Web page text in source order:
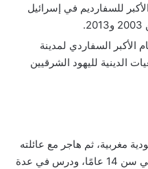
للسفارديم في إسرائيل
الأكبر السفاردي لمدينة
الدينية لليهود الشرقيين
مغربية، ثم هاجر مع عائلته
إلى إسرائيل سنة 1962 وهو في سن 14 عامًا، ودرس في عدة